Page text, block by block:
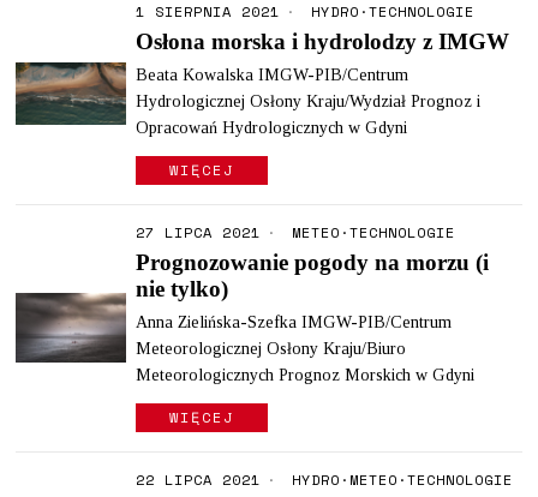
1 SIERPNIA 2021 HYDRO ·TECHNOLOGIE
Osłona morska i hydrolodzy z IMGW
Beata Kowalska IMGW-PIB/Centrum
Hydrologicznej Osłony Kraju/Wydział Prognoz i
Opracowań Hydrologicznych w Gdyni
WIĘCEJ
27 LIPCA 2021 METEO ·TECHNOLOGIE
Prognozowanie pogody na morzu (i
nie tylko)
Anna Zielińska-Szefka IMGW-PIB/Centrum
Meteorologicznej Osłony Kraju/Biuro
Meteorologicznych Prognoz Morskich w Gdyni
WIĘCEJ
22 LIPCA 2021 HYDRO · METEO ·TECHNOLOGIE